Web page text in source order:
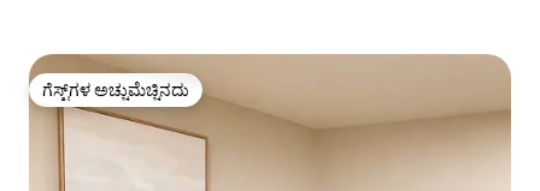
ಗೆಸ್ಟ್‌ಗಳ ಅಚ್ಚುಮೆಚ್ಚಿನದು
ಗೆಸ್ಟ್‌ಗಳ ಅಚ್ಚುಮೆಚ್ಚಿನದು